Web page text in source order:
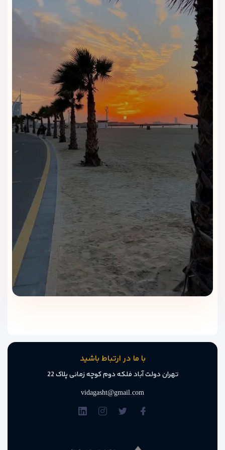
تمام واحدهای اقامتی در هتل ایران کیش دارای امکانات زیر
هستند:
• سیستم تهویه مطبوع مرکزی
• اینترنت پرسرعت رایگان
• تلویزیون LED با شبکه‌های داخلی و ماهواره‌ای
• یخچال، مینی‌بار و کتری برقی
• میز تحریر، صندلی راحتی و آینه
• سرویس بهداشتی فرنگی و حمام اختصاصی
• صندوق امانات داخل اتاق
• نظافت روزانه و خدمات روم‌سرویس
رستوران و کافی‌شاپ هتل ایران
کیش | تجربه‌ای خوشمزه در فضایی
دلنشین
هتل ایران کیش دارای رستورانی شیک در طبقه همکف است که
انواع غذاهای ایرانی، فرنگی و دریایی را در محیطی آرام و با کیفیت
ارائه می‌دهد. صبحانه به‌صورت بوفه کامل سرو می‌شود و از تنوع
بالایی برخوردار است. همچنین کافی‌شاپ هتل با فضایی دلپذیر و
منویی متنوع، مکان مناسبی برای استراحت عصرگاهی یا قرارهای
دوستانه است.
رستوران اصلی هتل ایران کیش
• ظرفیت بالا مناسب برای میهمانان هتل در وعده‌های صبحانه،
• منوی متنوع شامل غذاهای ایرانی، سنتی، فرنگی و دریایی
• کیفیت بالا در طبخ غذاها با استفاده از مواد اولیه تازه
با ما در ارتباط باشید
تهران دولت آباد فلکه دوم کوچه زمانی پلاک 22
vidagasht@gmail.com